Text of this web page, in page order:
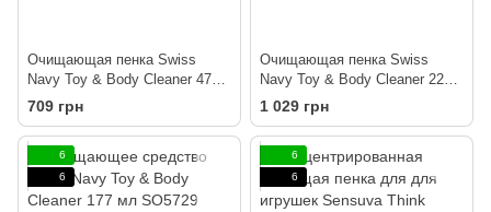
Очищающая пенка Swiss
Navy Toy & Body Cleaner 47
мл
709 грн
Очищающая пенка Swiss
Navy Toy & Body Cleaner 221
мл
1 029 грн
6
6
6
6